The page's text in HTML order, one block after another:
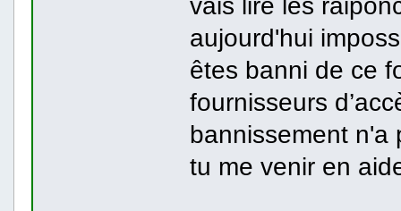
aujourd'hui
êtes banni de ce
fournisseurs
bannissement n'a
tu me venir en